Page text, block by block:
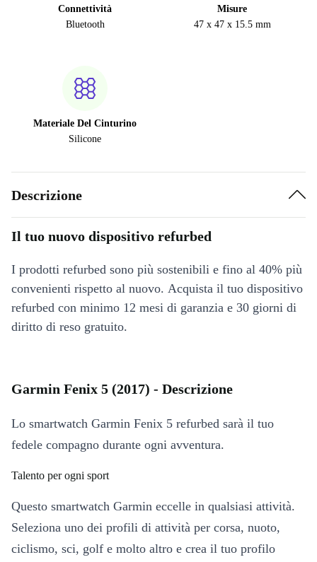
Connettività
Bluetooth
Misure
47 x 47 x 15.5 mm
Materiale Del Cinturino
Silicone
Descrizione
Il tuo nuovo dispositivo refurbed
I prodotti refurbed sono più sostenibili e fino al 40% più
convenienti rispetto al nuovo. Acquista il tuo dispositivo
refurbed con minimo 12 mesi di garanzia e 30 giorni di
diritto di reso gratuito.
Garmin Fenix 5 (2017) - Descrizione
Lo smartwatch Garmin Fenix 5 refurbed sarà il tuo
fedele compagno durante ogni avventura.
Talento per ogni sport
Questo smartwatch Garmin eccelle in qualsiasi attività.
Seleziona uno dei profili di attività per corsa, nuoto,
ciclismo, sci, golf e molto altro e crea il tuo profilo